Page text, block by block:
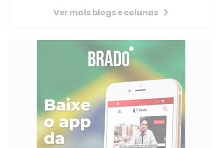
Ver mais blogs e colunas